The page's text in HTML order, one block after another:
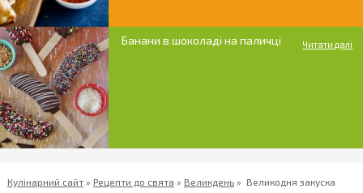
Банани в шоколаді на паличці Читати далі
Кулінарний сайт» Рецепти до свята » Великдень» Великодня закуска